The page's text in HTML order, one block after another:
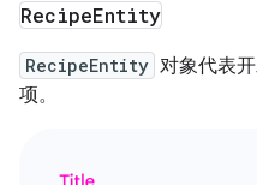
RecipeEntity
RecipeEntity 对象代表
项。